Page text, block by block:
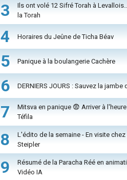
3
Ils ont volé 12 Sifré Torah à
la Torah
4 Horaires du Jeûne de Ticha Béav
5 Panique à la boulangerie Cachère
6 DERNIERS JOURS : Sauvez la jambe
7
Mitsva en panique 😨 Arriver à l'heure
Téfila
8
L'édito de la semaine - En visite chez
Steipler
9
Résumé de la Paracha Réé en
Vidéo IA